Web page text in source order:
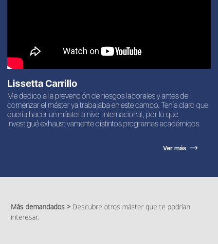
Lissetta Carrillo
Me dedico a la prevención de riesgos laborales y antes de
comenzar el máster ya trabajaba en este campo. Tenía claro que
quería hacer un máster a nivel internacional, por lo que
investigué exhaustivamente distintos programas académicos.
Ver más
Más demandados > Descubre otros máster que te podrían
interesar.